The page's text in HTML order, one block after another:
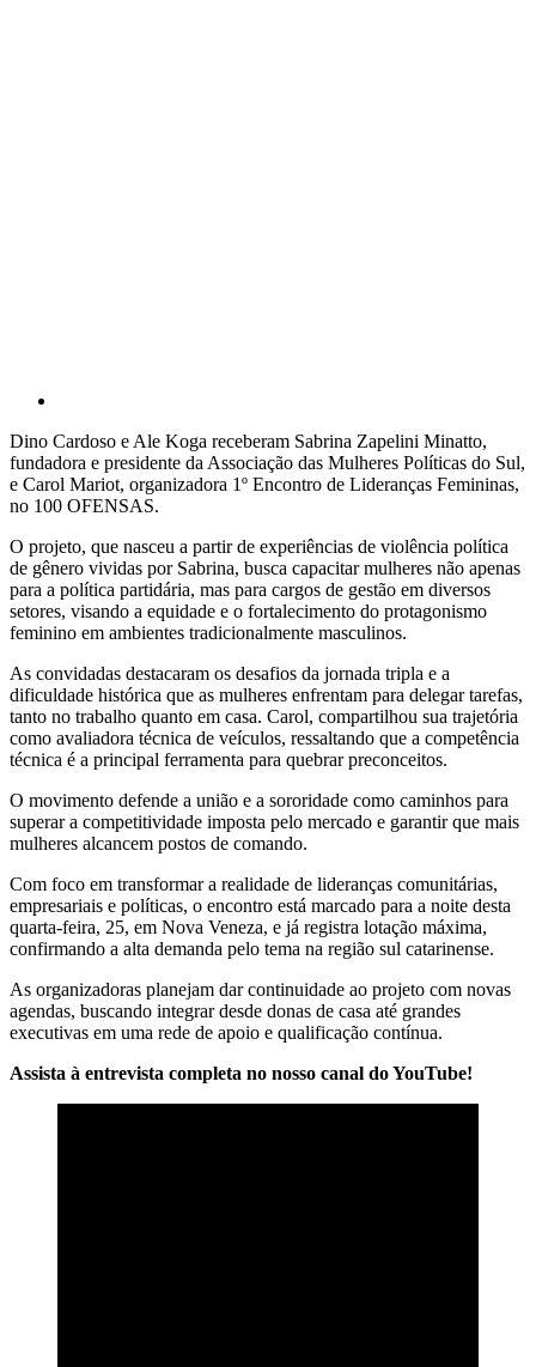
Dino Cardoso e Ale Koga receberam Sabrina Zapelini Minatto,
fundadora e presidente da Associação das Mulheres Políticas do Sul,
e Carol Mariot, organizadora 1º Encontro de Lideranças Femininas,
no 100 OFENSAS.
O projeto, que nasceu a partir de experiências de violência política
de gênero vividas por Sabrina, busca capacitar mulheres não apenas
para a política partidária, mas para cargos de gestão em diversos
setores, visando a equidade e o fortalecimento do protagonismo
feminino em ambientes tradicionalmente masculinos.
As convidadas destacaram os desafios da jornada tripla e a
dificuldade histórica que as mulheres enfrentam para delegar tarefas,
tanto no trabalho quanto em casa. Carol, compartilhou sua trajetória
como avaliadora técnica de veículos, ressaltando que a competência
técnica é a principal ferramenta para quebrar preconceitos.
O movimento defende a união e a sororidade como caminhos para
superar a competitividade imposta pelo mercado e garantir que mais
mulheres alcancem postos de comando.
Com foco em transformar a realidade de lideranças comunitárias,
empresariais e políticas, o encontro está marcado para a noite desta
quarta-feira, 25, em Nova Veneza, e já registra lotação máxima,
confirmando a alta demanda pelo tema na região sul catarinense.
As organizadoras planejam dar continuidade ao projeto com novas
agendas, buscando integrar desde donas de casa até grandes
executivas em uma rede de apoio e qualificação contínua.
Assista à entrevista completa no nosso canal do YouTube!